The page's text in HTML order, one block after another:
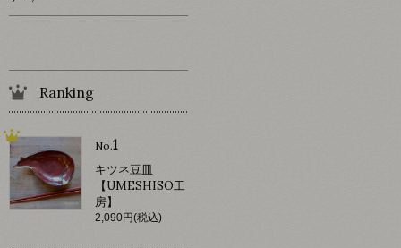
Ranking
No.1
キツネ豆皿
【UMESHISO工
房】
2,090円(税込)